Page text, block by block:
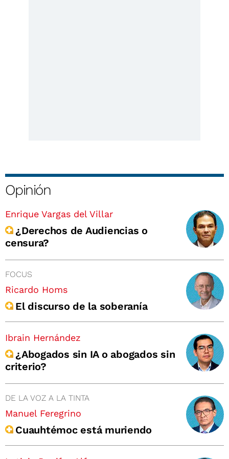
Opinión
Enrique Vargas del Villar
¿Derechos de Audiencias o
censura?
FOCUS
Ricardo Homs
El discurso de la soberanía
Ibrain Hernández
¿Abogados sin IA o abogados sin
criterio?
DE LA VOZ A LA TINTA
Manuel Feregrino
Cuauhtémoc está muriendo